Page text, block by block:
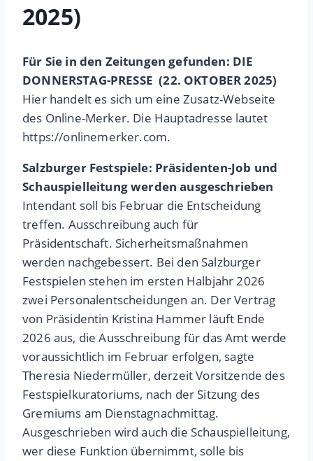
2025)
Für Sie in den Zeitungen gefunden: DIE
DONNERSTAG-PRESSE (22. OKTOBER 2025)
Hier handelt es sich um eine Zusatz-Webseite
des Online-Merker. Die Hauptadresse lautet
https://onlinemerker.com.
Salzburger Festspiele: Präsidenten-Job und
Schauspielleitung werden ausgeschrieben
Intendant soll bis Februar die Entscheidung
treffen. Ausschreibung auch für
Präsidentschaft. Sicherheitsmaßnahmen
werden nachgebessert. Bei den Salzburger
Festspielen stehen im ersten Halbjahr 2026
zwei Personalentscheidungen an. Der Vertrag
von Präsidentin Kristina Hammer läuft Ende
2026 aus, die Ausschreibung für das Amt werde
voraussichtlich im Februar erfolgen, sagte
Theresia Niedermüller, derzeit Vorsitzende des
Festspielkuratoriums, nach der Sitzung des
Gremiums am Dienstagnachmittag.
Ausgeschrieben wird auch die Schauspielleitung,
wer diese Funktion übernimmt, solle bis